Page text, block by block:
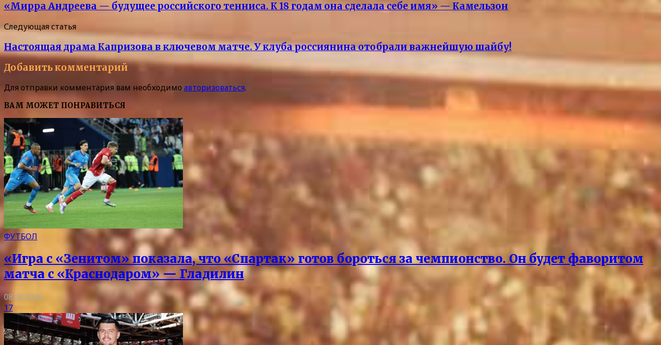
«Мирра Андреева — будущее российского тенниса. К 18 годам она сделала себе имя» — Камельзон
Следующая статья
Настоящая драма Капризова в ключевом матче. У клуба россиянина отобрали важнейшую шайбу!
Добавить комментарий
Для отправки комментария вам необходимо авторизоваться.
ВАМ МОЖЕТ ПОНРАВИТЬСЯ
ФУТБОЛ
«Игра с «Зенитом» показала, что «Спартак» готов бороться за чемпионство. Он будет фаворитом
матча с «Краснодаром» — Гладилин
08.08.2026
17